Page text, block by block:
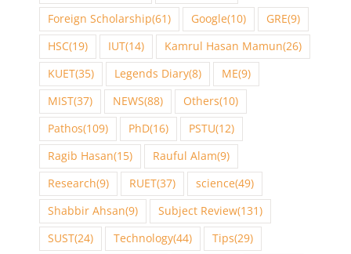
Foreign Scholarship(61) Google(10) GRE(9)
HSC(19) IUT(14) Kamrul Hasan Mamun(26)
KUET(35) Legends Diary(8) ME(9)
MIST(37) NEWS(88) Others(10)
Pathos(109) PhD(16) PSTU(12)
Ragib Hasan(15) Rauful Alam(9)
Research(9) RUET(37) science(49)
Shabbir Ahsan(9) Subject Review(131)
SUST(24) Technology(44) Tips(29)